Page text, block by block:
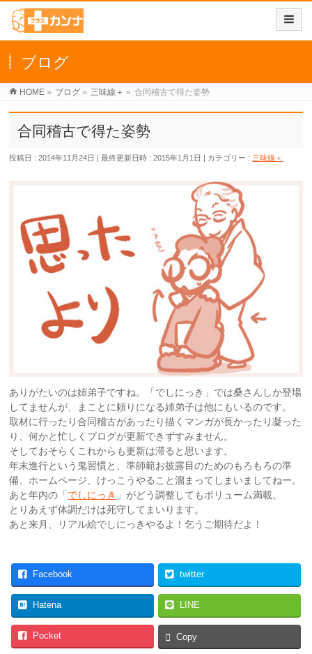
ブログ
HOME » ブログ » 三味線＋ » 合同稽古で得た姿勢
合同稽古で得た姿勢
投稿日 : 2014年11月24日 最終更新日時 : 2015年1月1日 カテゴリー : 三味線＋
ありがたいのは姉弟子ですね。「でしにっき」では桑さんしか登場
してませんが、まことに頼りになる姉弟子は他にもいるのです。
取材に行ったり合同稽古があったり描くマンガが長かったり凝った
り、何かと忙しくブログが更新できずすみません。
そしておそらくこれからも更新は滞ると思います。
年末進行という鬼習慣と、準師範お披露目のためのもろもろの準
備、ホームページ、けっこうやること溜まってしまいましてねー。
あと年内の「 でしにっき 」がどう調整してもボリューム満載。
とりあえず体調だけは死守してまいります。
あと来月、リアル絵でしにっきやるよ！乞うご期待だよ！
Facebook twitter
Hatena LINE
Pocket Copy